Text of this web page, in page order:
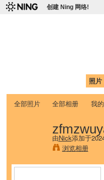
创建 Ning 网络!
照片
全部照片 全部相册 我
由Nick添加于
浏览相册